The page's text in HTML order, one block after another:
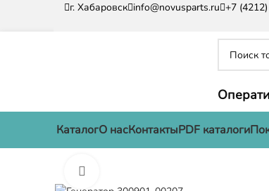
г. Хабаровск info@novusparts.ru +7
КаталогО насКонтактыPDF каталоги